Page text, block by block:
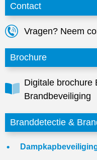
Contact
Vragen? Neem
Brochure
Digitale brochure
Brandbeveiliging
Branddetectie &